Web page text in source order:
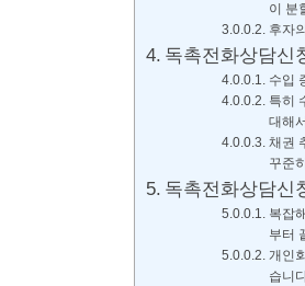
이 분
후자
독촉전화상담신
수입
특히
대해
채권
꾸준
독촉전화상담신
복잡
부터
개인
습니